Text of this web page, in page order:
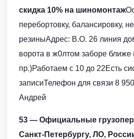
скидка 10% на шиномонтаж
перебортовку, балансировку,
резиныАдрес: В.О. 26 линия
ворота в ж0лтом заборе
пр.)Работаем с 10 до 22Есть
записиТелефон для связи 8
Андрей
53 — Официальные
Санкт-Петербургу, ЛО,